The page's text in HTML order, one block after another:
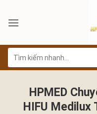
qua
dung
Tìm
kiếm:
HPMED
HIFU Medilux